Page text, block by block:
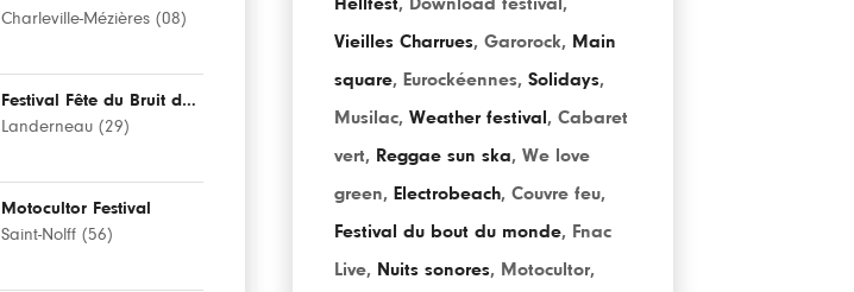
Charleville-Mézières (08)
Festival Fête du Bruit dans Landerneau
Landerneau (29)
Motocultor Festival
Saint-Nolff (56)
Vieilles Charrues, Garorock, Main
square, Eurockéennes, Solidays,
Musilac, Weather festival , Cabaret
vert, Reggae sun ska, We love
green, Electrobeach, Couvre feu,
Festival du bout du monde, Fnac
Live, Nuits sonores, Motocultor,